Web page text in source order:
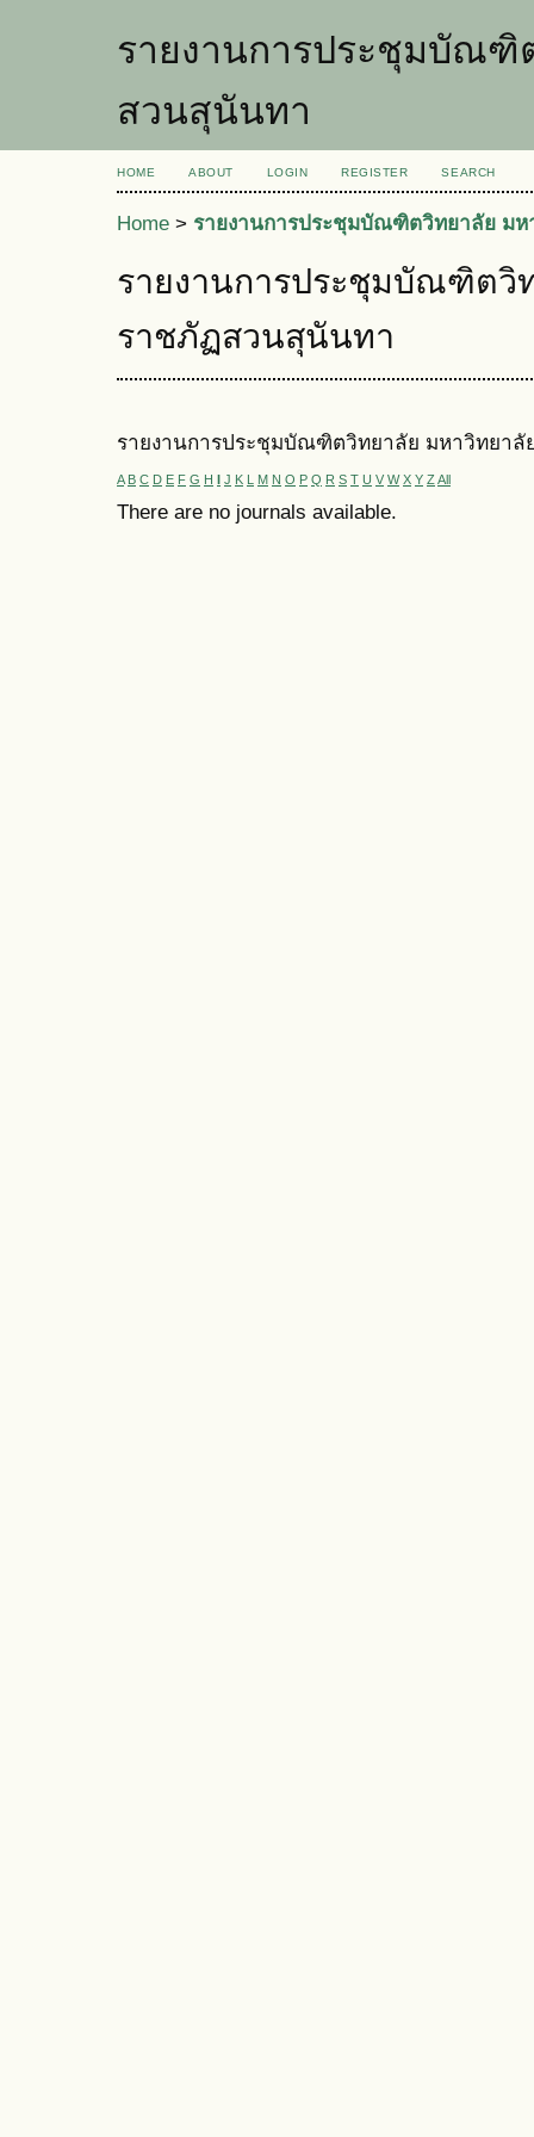
รายงานการประชุมบัณ
สวนสุนันทา
HOME ABOUT LOGIN REGISTER SEARCH
Home > รายงานการประชุมบัณฑิตวิทยาลัย ม
รายงานการประชุมบัณฑิตวิ
ราชภัฏสวนสุนันทา
รายงานการประชุมบัณฑิตวิทยาลัย มหาวิทยา
A B C D E F G H I J K L M N O P Q R S T U V W X Y Z All
There are no journals available.